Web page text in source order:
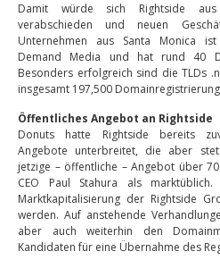
Damit würde sich Rightside aus
verabschieden und neuen
Unternehmen aus Santa Monica
Demand Media und hat rund 40
Besonders erfolgreich sind die TLDs
insgesamt 197,500
Öffentliches Angebot an Rightside
Donuts hatte Rightside bereits
Angebote unterbreitet, die aber
jetzige – öffentliche – Angebot über
CEO Paul Stahura als
Marktkapitalisierung der Rightside
werden. Auf anstehende
aber auch weiterhin den
Kandidaten für eine Übernahme des